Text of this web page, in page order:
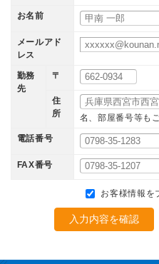
お名前
メールアド
レス
勤務
先
〒
住
所
名、部屋番号等も
電話番号
FAX番号
お客様情報を
入力内容を確認